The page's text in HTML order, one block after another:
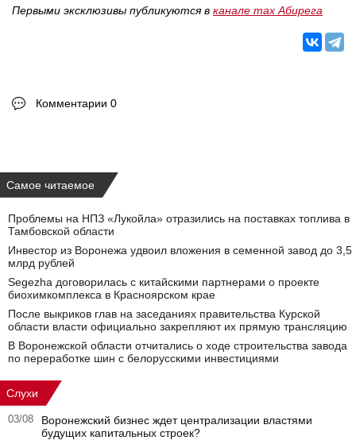
Первыми эксклюзивы публикуются в канале max Абирега
Комментарии 0
Самое читаемое
Проблемы на НПЗ «Лукойла» отразились на поставках топлива в
Тамбовской области
Инвестор из Воронежа удвоил вложения в семенной завод до 3,5
млрд рублей
Segezha договорилась с китайскими партнерами о проекте
биохимкомплекса в Красноярском крае
После выкриков глав на заседаниях правительства Курской
области власти официально закрепляют их прямую трансляцию
В Воронежской области отчитались о ходе строительства завода
по переработке шин с белорусскими инвестициями
Слухи
03/08
Воронежский бизнес ждет централизации властями
будущих капитальных строек?